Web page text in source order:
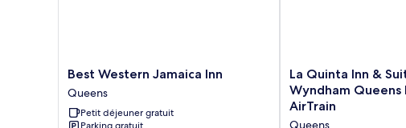
Best
Western
Jamaica
Inn
Best Western Jamaica Inn
Queens
Petit déjeuner gratuit
La
Quinta
Inn
&
La Quinta Inn &
Wyndham Queens
AirTrain
Queens